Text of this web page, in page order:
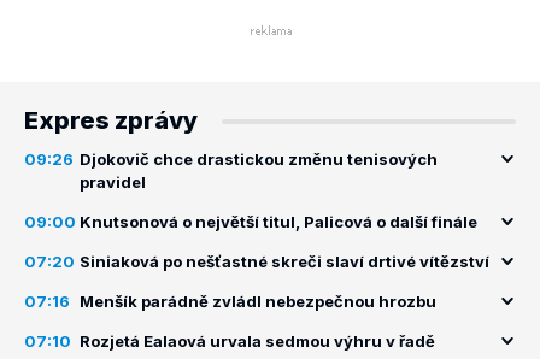
Expres zprávy
09:26 Djokovič chce drastickou změnu tenisových
pravidel
09:00 Knutsonová o největší titul, Palicová o další finále
07:20 Siniaková po nešťastné skreči slaví drtivé vítězství
07:16 Menšík parádně zvládl nebezpečnou hrozbu
07:10 Rozjetá Ealaová urvala sedmou výhru v řadě